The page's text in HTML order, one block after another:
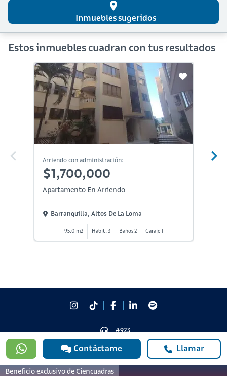
Contáctame Llamar
Beneficio exclusivo de Ciencuadras
place
Inmuebles sugeridos
Estos inmuebles cuadran con tus resultados
Arriendo con administración:
$1,700,000
Apartamento En Arriendo
Barranquilla, Altos De La Loma
95.0 m2 Habit. 3 Baños 2 Garaje 1
#923
601 3905331
lineadesoporte923@serviciosbolivar.com
Preguntas frecuentes